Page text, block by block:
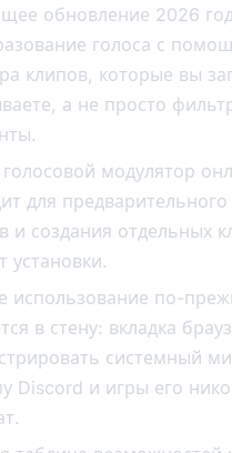
обновление 2026
голоса с
клипов, которые вы
а не просто
модулятор
для
и создания отдельных
установки.
использование по-
в стену: вкладка
системный
Discord и игры его